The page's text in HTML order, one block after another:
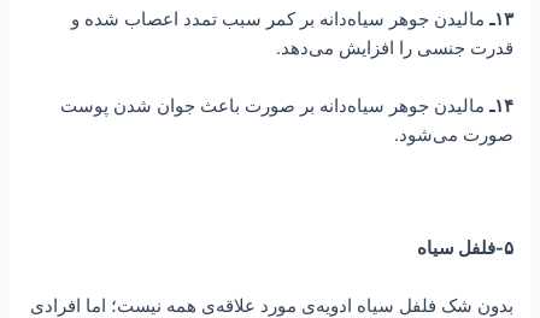
۱۳ـ مالیدن جوهر سیاه‌دانه بر کمر سبب تمدد اعصاب شده و
قدرت جنسی را افزایش می‌دهد.
۱۴ـ مالیدن جوهر سیاه‌دانه بر صورت باعث جوان شدن پوست
صورت می‌شود.
۵-فلفل سیاه
بدون شک فلفل سیاه ادویه‌ی مورد علاقه‌ی همه نیست؛ اما افرادی